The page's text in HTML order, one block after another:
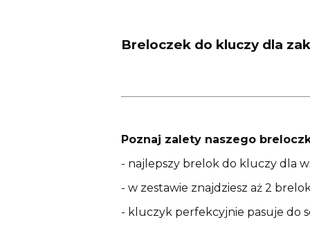
Breloczek do kluczy dla
Poznaj zalety naszego
- najlepszy brelok do kluczy dla
- w zestawie znajdziesz aż 2
- kluczyk perfekcyjnie pasuje do